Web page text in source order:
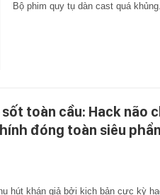
Bộ phim quy tụ dàn cast quá khủng.
sốt toàn cầu: Hack não
đóng toàn siêu
hút khán giả bởi kịch bản cực kỳ